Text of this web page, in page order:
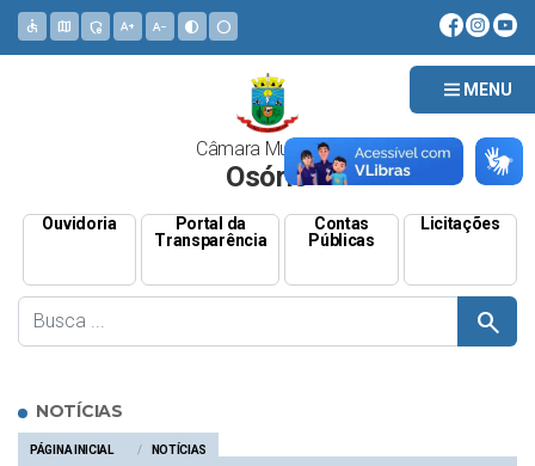
MENU
accessible map admin_panel_settings text_increase text_decrease contrast circle
Câmara Municipal
Osório
Ouvidoria
Portal da
Transparência
Contas
Públicas
Licitações
search
NOTÍCIAS
PÁGINA INICIAL
NOTÍCIAS